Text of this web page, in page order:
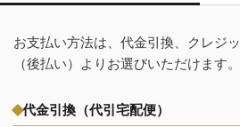
お支払い方法は、代金引換、クレジ
（後払い）よりお選びいただけます。
代金引換（代引宅配便）